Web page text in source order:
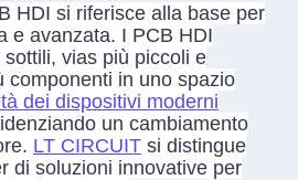
HDI si riferisce alla base per
e avanzata. I PCB HDI
vias più piccoli e
componenti in uno spazio
dei dispositivi moderni
un cambiamento
LT CIRCUIT si distingue
di soluzioni innovative per